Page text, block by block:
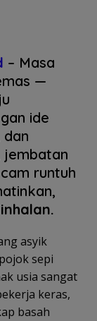
– Masa
—
ide
jembatan
runtuh
inhalan.
asyik
sepi
usia sangat
keras,
basah